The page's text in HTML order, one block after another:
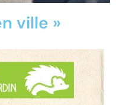
ville »